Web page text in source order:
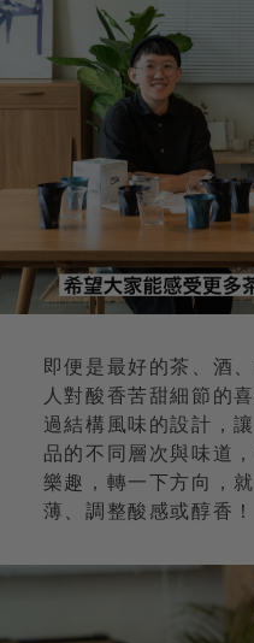
即便是最好的茶、酒
人對酸香苦甜細節的
過結構風味的設計，
品的不同層次與味道
樂趣，轉一下方向，
薄、調整酸感或醇香！